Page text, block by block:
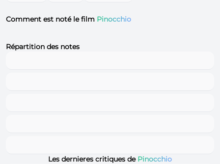
Comment est noté le film Pinocchio
Répartition des notes
Les dernieres critiques de Pinocchio